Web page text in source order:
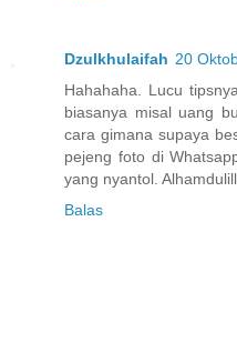
Dzulkhulaifah 20
Hahahaha. Lucu
biasanya misal uang
cara gimana supaya
pejeng foto di
yang nyantol.
Balas